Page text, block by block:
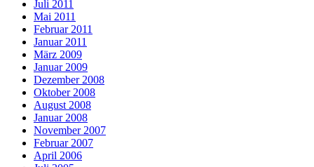
Juli 2011
Mai 2011
Februar 2011
Januar 2011
März 2009
Januar 2009
Dezember 2008
Oktober 2008
August 2008
Januar 2008
November 2007
Februar 2007
April 2006